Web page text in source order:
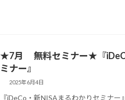
★7月 無料セミナー★『
ミナー』
2025年6月4日
『iDeCo・新NISAまるわかりセミナ